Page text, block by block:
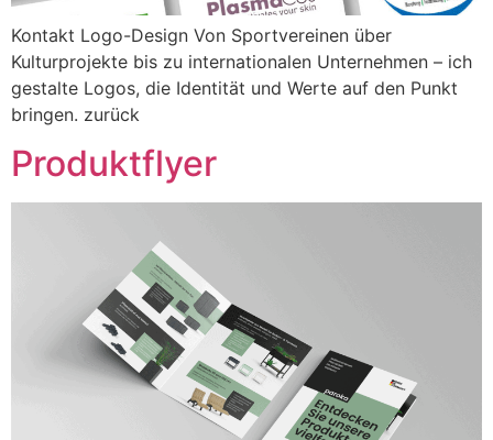
Kontakt Logo-Design Von Sportvereinen über
Kulturprojekte bis zu internationalen Unternehmen – ich
gestalte Logos, die Identität und Werte auf den Punkt
bringen. zurück
Produktflyer